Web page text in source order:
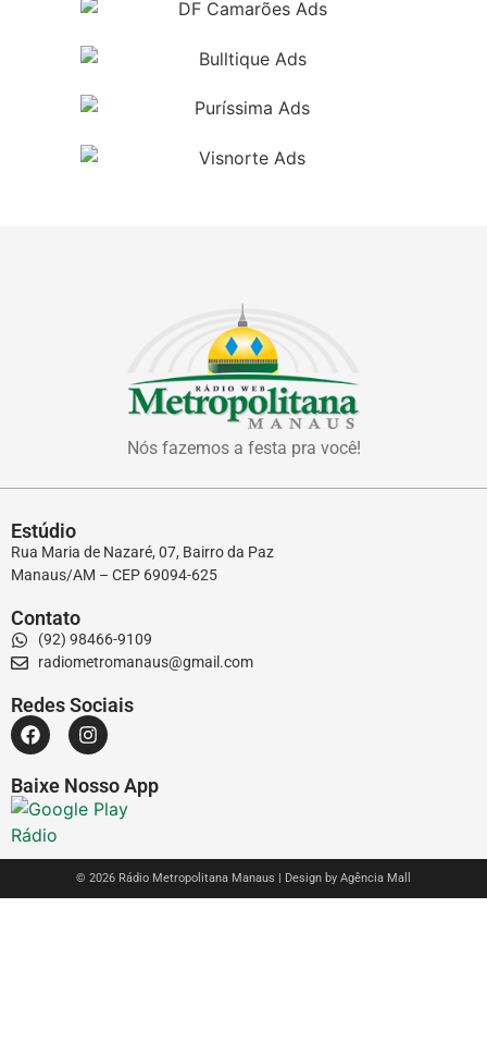
Nós fazemos a festa pra você!
Estúdio
Rua Maria de Nazaré, 07, Bairro da Paz
Manaus/AM – CEP 69094-625
Contato
(92) 98466-9109
radiometromanaus@gmail.com
Redes Sociais
Baixe Nosso App
© 2026 Rádio Metropolitana Manaus | Design by Agência Mall